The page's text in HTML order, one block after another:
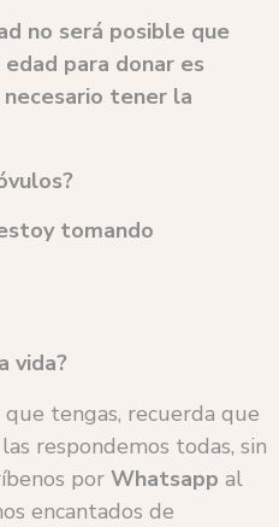
no será posible que
para donar es
tener la
tomando
vida?
tengas, recuerda que
respondemos todas, sin
por Whatsapp al
encantados de